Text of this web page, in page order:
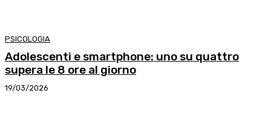
PSICOLOGIA
Adolescenti e smartphone: uno su quattro
supera le 8 ore al giorno
19/03/2026